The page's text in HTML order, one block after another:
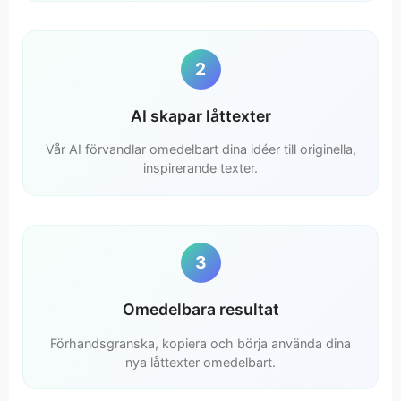
2
AI skapar låttexter
Vår AI förvandlar omedelbart dina idéer till originella,
inspirerande texter.
3
Omedelbara resultat
Förhandsgranska, kopiera och börja använda dina
nya låttexter omedelbart.